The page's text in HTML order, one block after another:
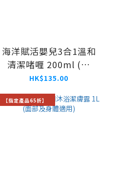
海洋賦活嬰兒3合1溫和
清潔啫喱 200ml (面
部、身體及頭髮適用)
HK$135.00
【指定產品65折】